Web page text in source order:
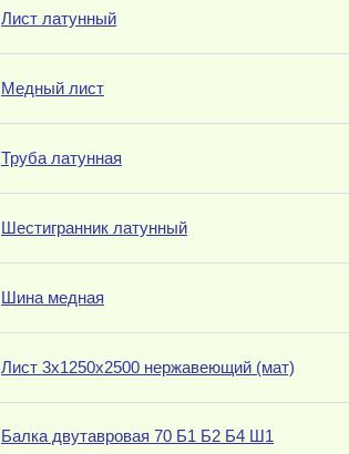
Лист латунный
Медный лист
Труба латунная
Шестигранник латунный
Шина медная
Лист 3х1250х2500 нержавеющий (мат)
Балка двутавровая 70 Б1 Б2 Б4 Ш1